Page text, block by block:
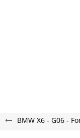
BMW X6 - G06 -